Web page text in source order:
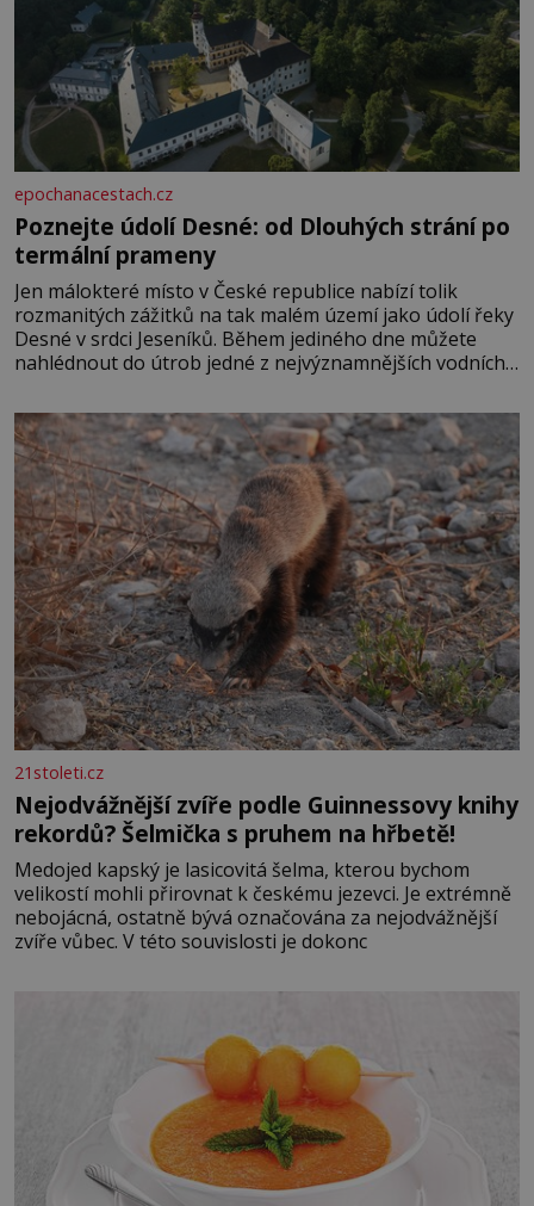
epochanacestach.cz
Poznejte údolí Desné: od Dlouhých strání po
termální prameny
Jen málokteré místo v České republice nabízí tolik
rozmanitých zážitků na tak malém území jako údolí řeky
Desné v srdci Jeseníků. Během jediného dne můžete
nahlédnout do útrob jedné z nejvýznamnějších vodních
se na koloběžce a den zakončit poznáváním památek ve
Velkých Losinách nebo v termálním
21stoleti.cz
Nejodvážnější zvíře podle Guinnessovy knihy
rekordů? Šelmička s pruhem na hřbetě!
Medojed kapský je lasicovitá šelma, kterou bychom
velikostí mohli přirovnat k českému jezevci. Je extrémně
nebojácná, ostatně bývá označována za nejodvážnější
zvíře vůbec. V této souvislosti je dokonc